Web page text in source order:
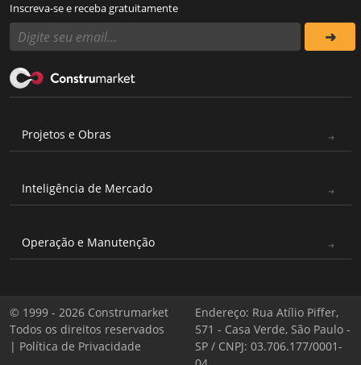
Inscreva-se e receba gratuitamente
Projetos e Obras
Inteligência de Mercado
Operação e Manutenção
© 1999 - 2026 Construmarket
Todos os direitos reservados
| Política de Privacidade
Endereço: Rua Atílio Piffer,
571 - Casa Verde, São Paulo -
SP / CNPJ: 03.706.177/0001-